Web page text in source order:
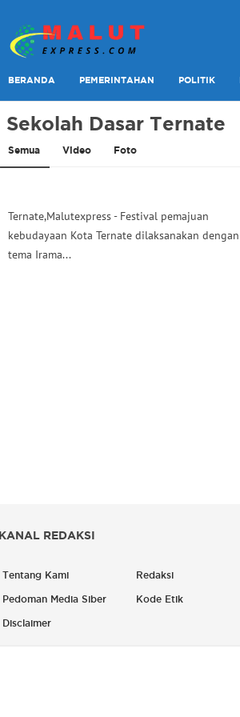
Malut Express
Berita Lebih Cepat
BERANDA PEMERINTAHAN POLITIK
Sekolah Dasar Ternate
Semua Video Foto
Ternate,Malutexpress - Festival pemajuan
kebudayaan Kota Ternate dilaksanakan dengan
tema Irama...
KANAL REDAKSI
Tentang Kami Redaksi
Pedoman Media Siber Kode Etik
Disclaimer